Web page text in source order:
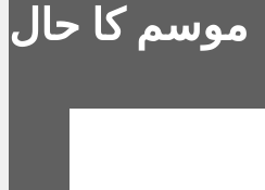
موسم کا حال